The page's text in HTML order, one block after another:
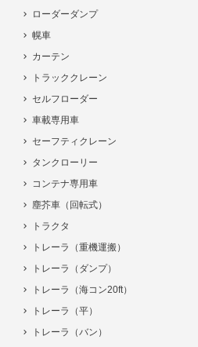
ローダーダンプ
幌車
カーテン
トラッククレーン
セルフローダー
車載専用車
セーフティクレーン
タンクローリー
コンテナ専用車
塵芥車（回転式）
トラクタ
トレーラ（重機運搬）
トレーラ（ダンプ）
トレーラ（海コン20ft）
トレーラ（平）
トレーラ（バン）